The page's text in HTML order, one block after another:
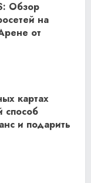
Обзор
на
от
картах
способ
и подарить